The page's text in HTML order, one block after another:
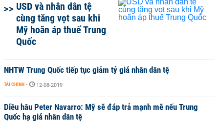
USD và nhân dân tệ
cùng tăng vọt sau khi
Mỹ hoãn áp thuế Trung
Quốc
NHTW Trung Quốc tiếp tục giảm tỷ giá nhân dân tệ
TÀI CHÍNH - 12-08-2019
Diều hâu Peter Navarro: Mỹ sẽ đáp trả mạnh mẽ nếu Trung
Quốc hạ giá nhân dân tệ